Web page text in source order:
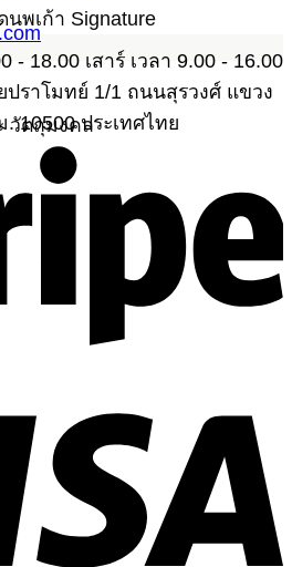
พเก้า Signature
วัตถุมงคล
- 18.00 เสาร์ เวลา 9.00 - 16.00
ราโมทย์ 1/1 ถนนสุรวงศ์ แขวง
10500 ประเทศไทย